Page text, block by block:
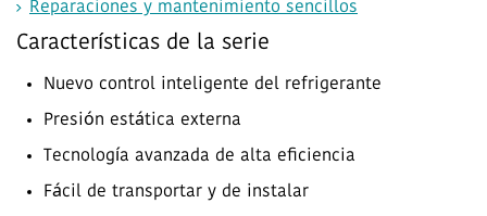
Reparaciones y mantenimiento sencillos
Características de la serie
Nuevo control inteligente del refrigerante
Presión estática externa
Tecnología avanzada de alta eficiencia
Fácil de transportar y de instalar